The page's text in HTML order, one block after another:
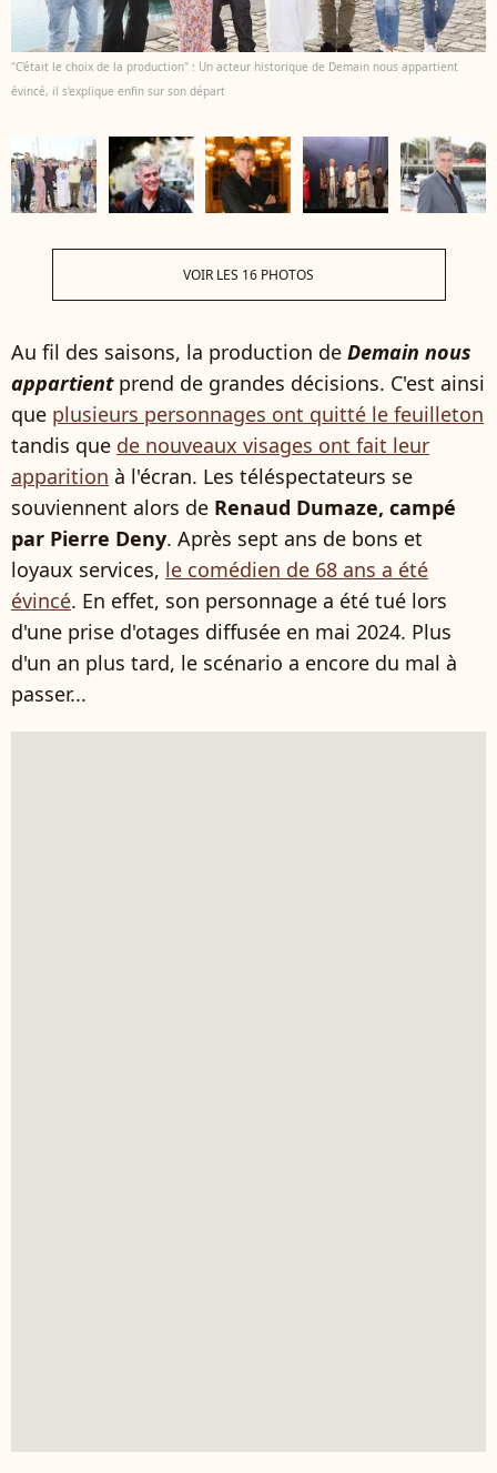
"C'était le choix de la production" : Un acteur historique de Demain nous appartient
évincé, il s'explique enfin sur son départ
VOIR LES 16 PHOTOS
Au fil des saisons, la production de Demain nous
appartientprend de grandes décisions. C'est ainsi
que plusieurs personnages ont quitté le feuilleton
tandis que de nouveaux visages ont fait leur
apparition à l'écran. Les téléspectateurs se
souviennent alors de Renaud Dumaze, campé
par Pierre Deny. Après sept ans de bons et
loyaux services, le comédien de 68 ans a été
évincé. En effet, son personnage a été tué lors
d'une prise d'otages diffusée en mai 2024. Plus
d'un an plus tard, le scénario a encore du mal à
passer...